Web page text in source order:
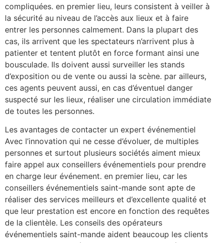
compliquées. en premier lieu, leurs consistent à veiller à
la sécurité au niveau de l’accès aux lieux et à faire
entrer les personnes calmement. Dans la plupart des
cas, ils arrivent que les spectateurs n’arrivent plus à
patienter et tentent plutôt en force formant ainsi une
bousculade. Ils doivent aussi surveiller les stands
d’exposition ou de vente ou aussi la scène. par ailleurs,
ces agents peuvent aussi, en cas d’éventuel danger
suspecté sur les lieux, réaliser une circulation immédiate
de toutes les personnes.
Les avantages de contacter un expert événementiel
Avec l’innovation qui ne cesse d’évoluer, de multiples
personnes et surtout plusieurs sociétés aiment mieux
faire appel aux conseillers événementiels pour prendre
en charge leur événement. en premier lieu, car les
conseillers événementiels saint-mande sont apte de
réaliser des services meilleurs et d’excellente qualité et
que leur prestation est encore en fonction des requêtes
de la clientèle. Les conseils des opérateurs
événementiels saint-mande aident beaucoup les clients